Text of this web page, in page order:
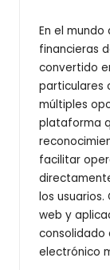
En el
financieras
convertido
particulares
múltiples
plataforma
facilitar
los
web y
consolidado
electrónico